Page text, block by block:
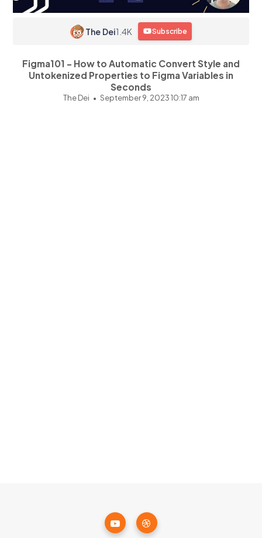
The Dei1.4K Subscribe
Figma101 - How to Automatic Convert Style and
Untokenized Properties to Figma Variables in
Seconds
The Dei September 9, 2023 10:17 am